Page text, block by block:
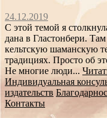
24.12.2019
С этой темой я
дана в Гластонбери.
кельтскую шаманскую
традициях. Просто об
Не многие люди...
Индивидуальная
издательств
Контакты